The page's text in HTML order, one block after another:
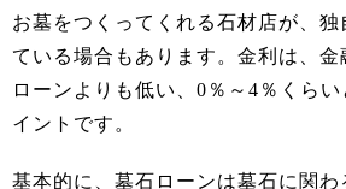
お墓をつくってくれる石材店が、独
ている場合もあります。金利は、
ローンよりも低い、0％～4％くら
イントです。
基本的に、墓石ローンは墓石に関わ